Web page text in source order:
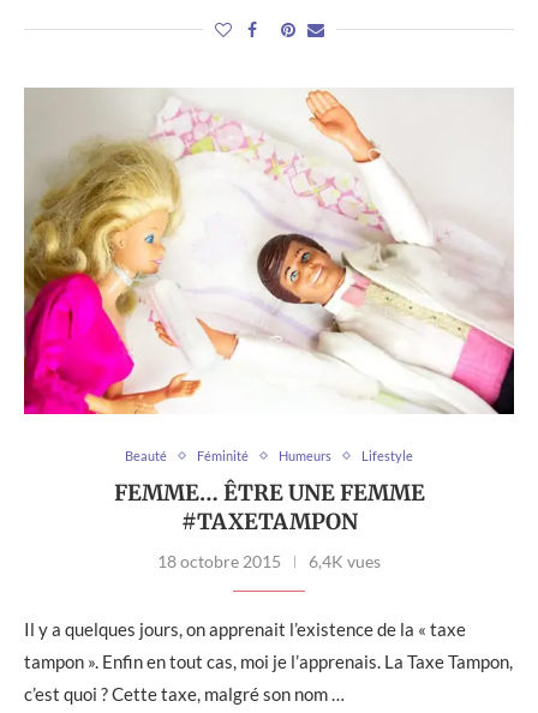
Beauté Féminité Humeurs Lifestyle
FEMME… ÊTRE UNE FEMME
#TAXETAMPON
18 octobre 2015 6,4K vues
Il y a quelques jours, on apprenait l’existence de la « taxe
tampon ». Enfin en tout cas, moi je l’apprenais. La Taxe Tampon,
c’est quoi ? Cette taxe, malgré son nom …